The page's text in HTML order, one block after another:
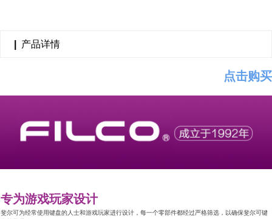
点击购买
专为游戏玩家设计
斐尔可为经常使用键盘的人士和游戏玩家进行设计，每一个零部件都经过严格筛选，以确保斐尔可键
产品详情